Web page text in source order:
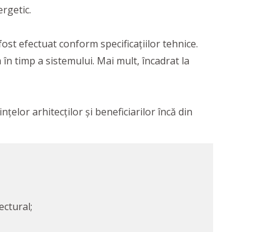
efectuat conform specificațiilor tehnice.
timp a sistemului. Mai mult, încadrat la
arhitecților și beneficiarilor încă din